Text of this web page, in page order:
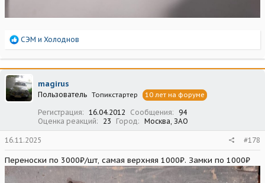
Р
а
к
ц
и
и
СЭМ и Холоднов
magirus
Пользователь Топикстартер 10 лет на форуме
Регистрация 16.04.2012 Сообщения
94
Оценка реакций
23 Город Москва, ЗАО
16.11.2025 #178
Переноски по 3000₽/шт, самая верхняя 1000₽. Замки по 1000₽